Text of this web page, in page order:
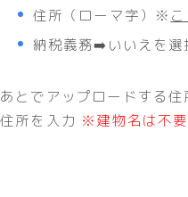
住所（ローマ字）※
納税義務➡️いいえを選
あとでアップロードする
住所を入力 ※建物名は不要